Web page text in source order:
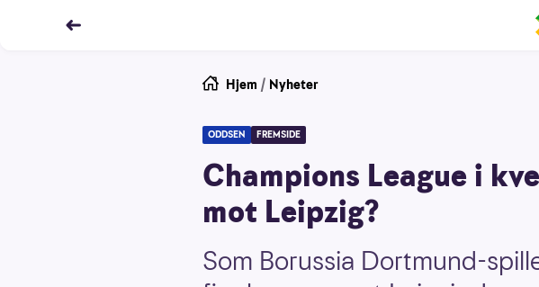
Hjem / Nyheter
ODDSEN FREMSIDE
Champions League i
mot Leipzig?
Som Borussia Dortmund-